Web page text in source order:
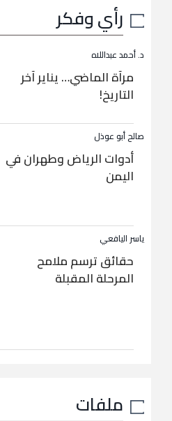
رأي وفكر
د. أحمد عبداللاه
مرآة الماضي… يناير آخر
التاريخ!
صالح أبو عوذل
أدوات الرياض وطهران في
اليمن
ياسر اليافعي
حقائق ترسم ملامح
المرحلة المقبلة
ملفات